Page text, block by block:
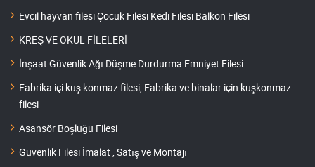
Evcil hayvan filesi Çocuk Filesi Kedi Filesi Balkon Filesi
KREŞ VE OKUL FİLELERİ
İnşaat Güvenlik Ağı Düşme Durdurma Emniyet Filesi
Fabrika içi kuş konmaz filesi, Fabrika ve binalar için kuşkonmaz
filesi
Asansör Boşluğu Filesi
Güvenlik Filesi İmalat , Satış ve Montajı